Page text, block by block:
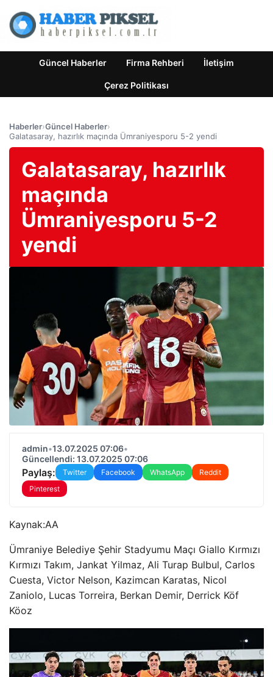
Güncel Haberler Firma Rehberi İletişim
Çerez Politikası
Haberler›Güncel Haberler›
Galatasaray, hazırlık maçında Ümraniyesporu 5-2 yendi
Galatasaray, hazırlık
maçında
Ümraniyesporu 5-2
yendi
admin•13.07.2025 07:06•
Güncellendi: 13.07.2025 07:06
Paylaş: Twitter Facebook WhatsApp
Reddit
Pinterest
Kaynak:AA
Ümraniye Belediye Şehir Stadyumu Maçı Giallo Kırmızı
Kırmızı Takım, Jankat Yilmaz, Ali Turap Bulbul, Carlos
Cuesta, Victor Nelson, Kazimcan Karatas, Nicol
Zaniolo, Lucas Torreira, Berkan Demir, Derrick Köf
Köoz